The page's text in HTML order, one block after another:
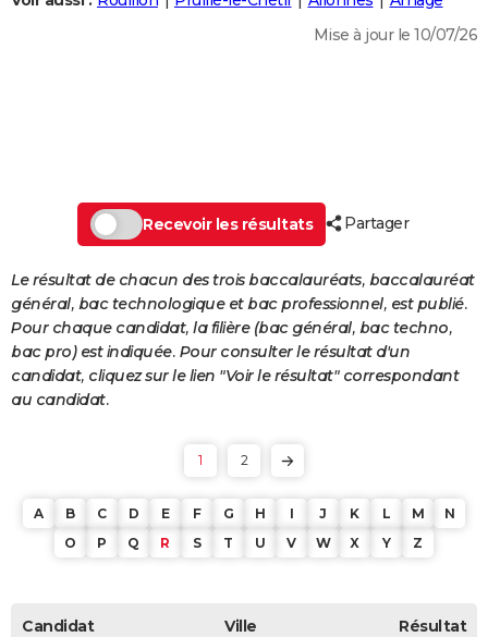
DICTIONNAIRE
Dictionnaire
Biographies
Expressions
Proverbes
PROGRAMME TV
COPAINS D'AVANT
S'inscrire
Se connecter
Lycées
Collèges
Primaires
Universités
Entreprises
Service militaire
Avis de recherche
AVIS DE DÉCÈS
FORUM
Mise à jour le 10/07/26
Recevoir les résultats Partager
Le résultat de chacun des trois baccalauréats, baccalauréat
général, bac technologique et bac professionnel, est publié.
Pour chaque candidat, la filière (bac général, bac techno,
bac pro) est indiquée. Pour consulter le résultat d'un
candidat, cliquez sur le lien "Voir le résultat" correspondant
au candidat.
1 2
A B C D E F G H I J K L M
N
O
P Q R S T U V W X Y Z
Candidat Ville Résultat